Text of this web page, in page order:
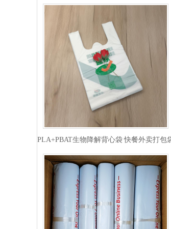
PLA+PBAT生物降解背心袋 快餐外卖打包袋